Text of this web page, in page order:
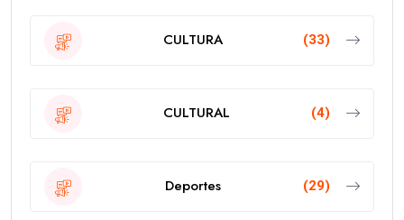
CULTURA (33)
CULTURAL (4)
Deportes (29)